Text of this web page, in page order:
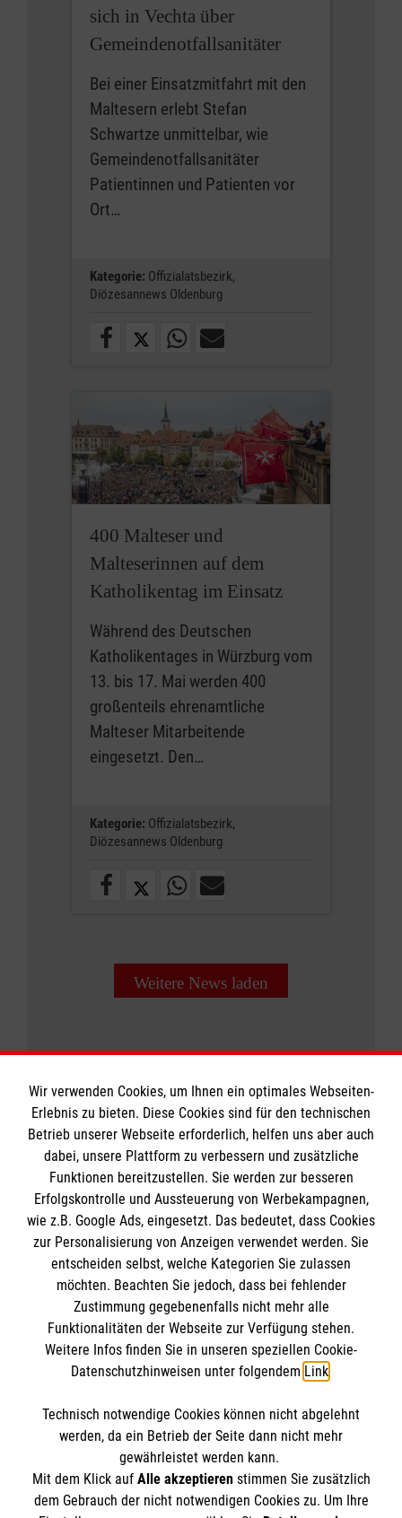
sich in Vechta über
Gemeindenotfallsanitäter
Bei einer Einsatzmitfahrt mit den
Maltesern erlebt Stefan
Schwartze unmittelbar, wie
Gemeindenotfallsanitäter
Patientinnen und Patienten vor
Ort…
Kategorie: Offizialatsbezirk,
Diözesannews Oldenburg
400 Malteser und
Malteserinnen auf dem
Katholikentag im Einsatz
Während des Deutschen
Katholikentages in Würzburg vom
13. bis 17. Mai werden 400
großenteils ehrenamtliche
Malteser Mitarbeitende
eingesetzt. Den…
Kategorie: Offizialatsbezirk,
Diözesannews Oldenburg
Weitere News laden
Informationen
Impressum
Datenschutz
Kontakt
Die Malteser
Malteser in Deutschland
Malteserorden
Sharepoint
Spendenkonto
Bank: Pax-Bank
IBAN: DE53370601201201225040
BIC: GENODED1PA7
Reference
So finden Sie uns
Der Malteser Hilfsdienst e.V. ist als eingetragene
Wir verwenden Cookies, um Ihnen ein optimales Webseiten-
Erlebnis zu bieten. Diese Cookies sind für den technischen
Betrieb unserer Webseite erforderlich, helfen uns aber auch
dabei, unsere Plattform zu verbessern und zusätzliche
Funktionen bereitzustellen. Sie werden zur besseren
Erfolgskontrolle und Aussteuerung von Werbekampagnen,
wie z.B. Google Ads, eingesetzt. Das bedeutet, dass Cookies
zur Personalisierung von Anzeigen verwendet werden. Sie
entscheiden selbst, welche Kategorien Sie zulassen
möchten. Beachten Sie jedoch, dass bei fehlender
Zustimmung gegebenenfalls nicht mehr alle
Funktionalitäten der Webseite zur Verfügung stehen.
Weitere Infos finden Sie in unseren speziellen Cookie-
Datenschutzhinweisen unter folgendem Link.
Technisch notwendige Cookies können nicht abgelehnt
werden, da ein Betrieb der Seite dann nicht mehr
gewährleistet werden kann.
Mit dem Klick auf Alle akzeptierenstimmen Sie zusätzlich
dem Gebrauch der nicht notwendigen Cookies zu. Um Ihre